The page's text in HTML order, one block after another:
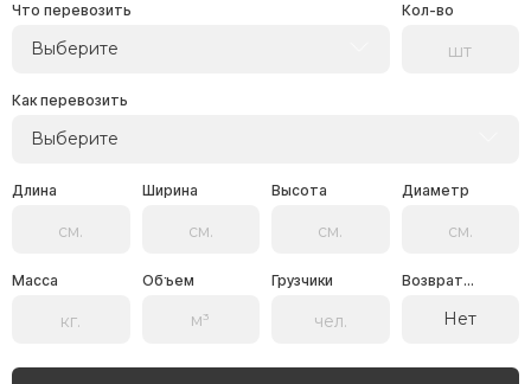
Что перевозить
Выберите
Кол-во
Как перевозить
Выберите
Длина Ширина Высота Диаметр
Масса Объем Грузчики Возврат...
Нет